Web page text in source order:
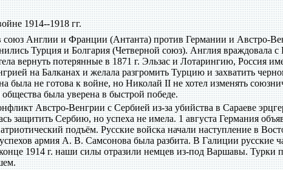
1914--1918 гг.
союз Англии и Франции (Антанта) против Германии и Австро-
Турция и Болгария (Четверной союз). Англия враждовала с
вернуть потерянные в 1871 г. Эльзас и Лотарингию, Россия
на Балканах и желала разгромить Турцию и захватить
была не готова к войне, но Николай II не хотел изменять
общества была уверена в быстрой победе.
Австро-Венгрии с Сербией из-за убийства в Сараеве
защитить Сербию, но успеха не имела. 1 августа Германия
подъём. Русские войска начали наступление в
армия А. В. Самсонова была разбита. В Галиции русские
1914 г. наши силы отразили немцев из-под Варшавы. Турки